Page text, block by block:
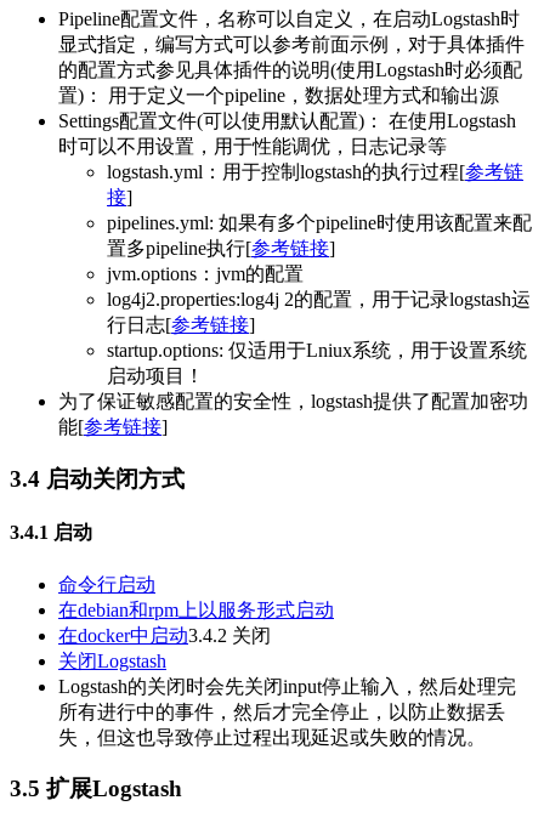
Pipeline配置文件，名称可以自定义，在启动Logstash时
显式指定，编写方式可以参考前面示例，对于具体插件
的配置方式参见具体插件的说明(使用Logstash时必须配
置)： 用于定义一个pipeline，数据处理方式和输出源
Settings配置文件(可以使用默认配置)： 在使用Logstash
时可以不用设置，用于性能调优，日志记录等
logstash.yml：用于控制logstash的执行过程[参考链
接]
pipelines.yml: 如果有多个pipeline时使用该配置来配
置多pipeline执行[参考链接]
jvm.options：jvm的配置
log4j2.properties:log4j 2的配置，用于记录logstash运
行日志[参考链接]
startup.options: 仅适用于Lniux系统，用于设置系统
启动项目！
为了保证敏感配置的安全性，logstash提供了配置加密功
能[参考链接]
3.4 启动关闭方式
3.4.1 启动
命令行启动
在debian和rpm上以服务形式启动
在docker中启动3.4.2 关闭
关闭Logstash
Logstash的关闭时会先关闭input停止输入，然后处理完
所有进行中的事件，然后才完全停止，以防止数据丢
失，但这也导致停止过程出现延迟或失败的情况。
3.5 扩展Logstash